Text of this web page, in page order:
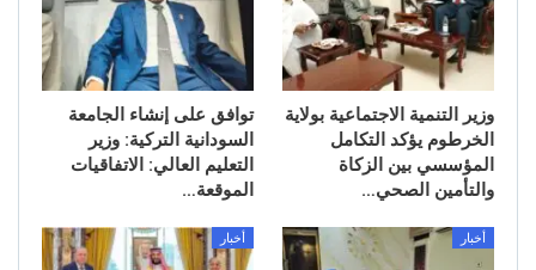
وزير التنمية الاجتماعية بولاية
الخرطوم يؤكد التكامل
المؤسسي بين الزكاة
والتأمين الصحي…
توافق على إنشاء الجامعة
السودانية التركية: وزير
التعليم العالي: الاتفاقيات
الموقعة…
أخبار أخبار